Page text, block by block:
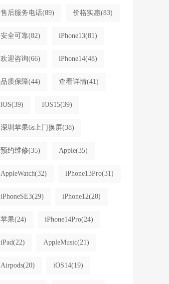
售后服务电话(89) 价格实惠(83)
安全可靠(82) iPhone13(81)
欢迎咨询(66) iPhone14(48)
品质保障(44) 查看详情(41)
iOS(39) IOS15(39)
深圳苹果6s上门换屏(38)
预约维修(35) Apple(35)
AppleWatch(32) iPhone13Pro(31)
iPhoneSE3(29) iPhone12(28)
苹果(24) iPhone14Pro(24)
iPad(22) AppleMusic(21)
Airpods(20) iOS14(19)